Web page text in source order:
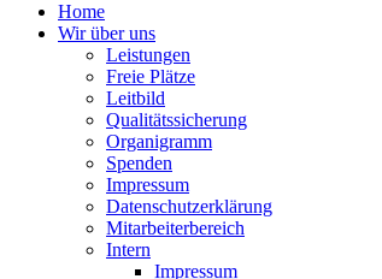
Home
Wir über uns
Leistungen
Freie Plätze
Leitbild
Qualitätssicherung
Organigramm
Spenden
Impressum
Datenschutzerklärung
Mitarbeiterbereich
Intern
Impressum